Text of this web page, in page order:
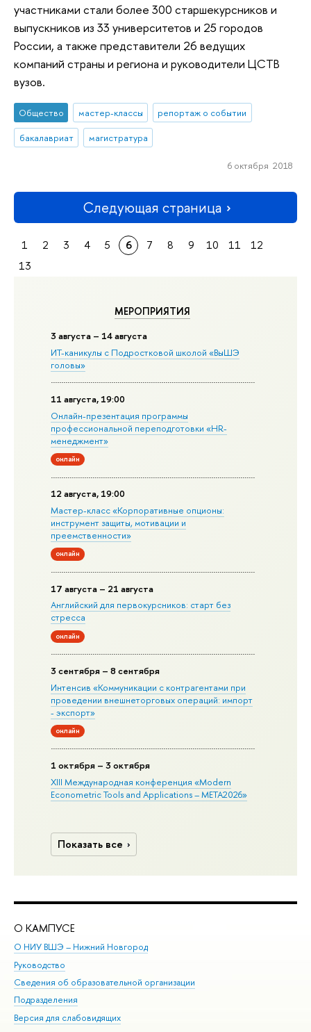
МЕРОПРИЯТИЯ
3 августа – 14 августа
ИТ-каникулы с Подростковой школой «ВыШЭ
головы»
11 августа, 19:00
Онлайн-презентация программы
профессиональной переподготовки «HR-
менеджмент»
онлайн
12 августа, 19:00
Мастер-класс «Корпоративные опционы:
инструмент защиты, мотивации и
преемственности»
онлайн
17 августа – 21 августа
Английский для первокурсников: старт без
стресса
онлайн
3 сентября – 8 сентября
Интенсив «Коммуникации с контрагентами при
проведении внешнеторговых операций: импорт
- экспорт»
онлайн
1 октября – 3 октября
XIII Международная конференция «Modern
Econometric Tools and Applications – META2026»
Показать все
участниками стали более 300 старшекурсников и
выпускников из 33 университетов и 25 городов
России, а также представители 26 ведущих
компаний страны и региона и руководители ЦСТВ
вузов.
Общество мастер-классы
репортаж о событии
бакалавриат
магистратура
6 октября 2018
Следующая страница
1 2 3 4 5 6 7 8 9 10 11
12
13
О КАМПУСЕ
О НИУ ВШЭ – Нижний Новгород
Руководство
Сведения об образовательной организации
Подразделения
Версия для слабовидящих